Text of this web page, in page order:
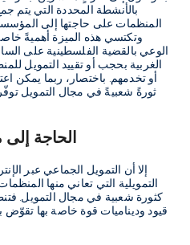
بالأنشطة المحددة التي يتم
المنظمات على حاجتها إلى
وتكتسي هذه الميزة أهميةً
الوعي بالقضية الفلسطينية على
الغربية بحجب أو تقييد التمويل
أو تخدمهم. باختصار، ربما يمكن
ثورةً شعبيةً في مجال التمويل
الحاجة إلى
إلا أن التمويل الجماعي عبر
التمويلية التي تعاني منها
كثورة شعبية في مجال التمويل.
قيود وديناميات قوة خاصة بها تقوّض